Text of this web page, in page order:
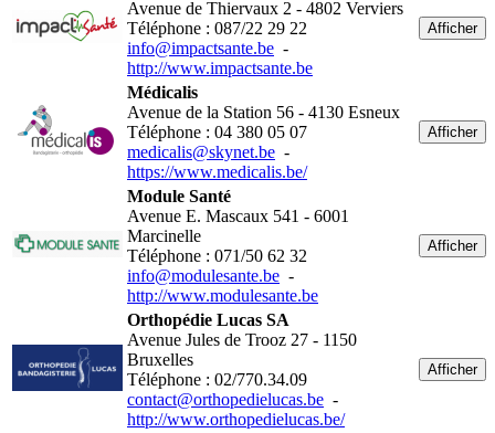
Avenue de Thiervaux 2 - 4802 Verviers
Téléphone : 087/22 29 22
info@impactsante.be -
http://www.impactsante.be
Afficher
Médicalis
Avenue de la Station 56 - 4130 Esneux
Téléphone : 04 380 05 07
medicalis@skynet.be -
https://www.medicalis.be/
Afficher
Module Santé
Avenue E. Mascaux 541 - 6001
Marcinelle
Téléphone : 071/50 62 32
info@modulesante.be -
http://www.modulesante.be
Afficher
Orthopédie Lucas SA
Avenue Jules de Trooz 27 - 1150
Bruxelles
Téléphone : 02/770.34.09
contact@orthopedielucas.be -
http://www.orthopedielucas.be/
Afficher